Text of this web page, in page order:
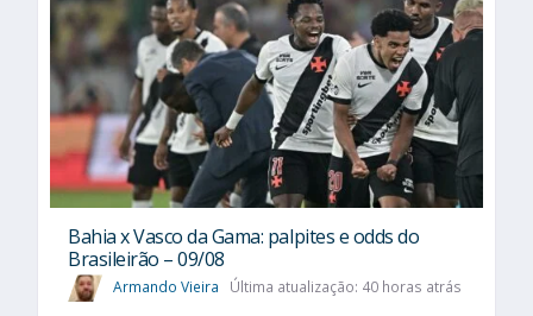
Bahia x Vasco da Gama: palpites e odds do
Brasileirão – 09/08
Armando Vieira Última atualização: 40 horas atrás